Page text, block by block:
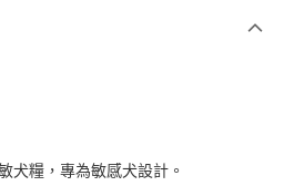
彰化商業銀行
犬糧，專為敏感犬設計。